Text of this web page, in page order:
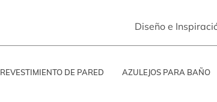
Diseño e
REVESTIMIENTO DE PARED AZULEJOS PARA BAÑO